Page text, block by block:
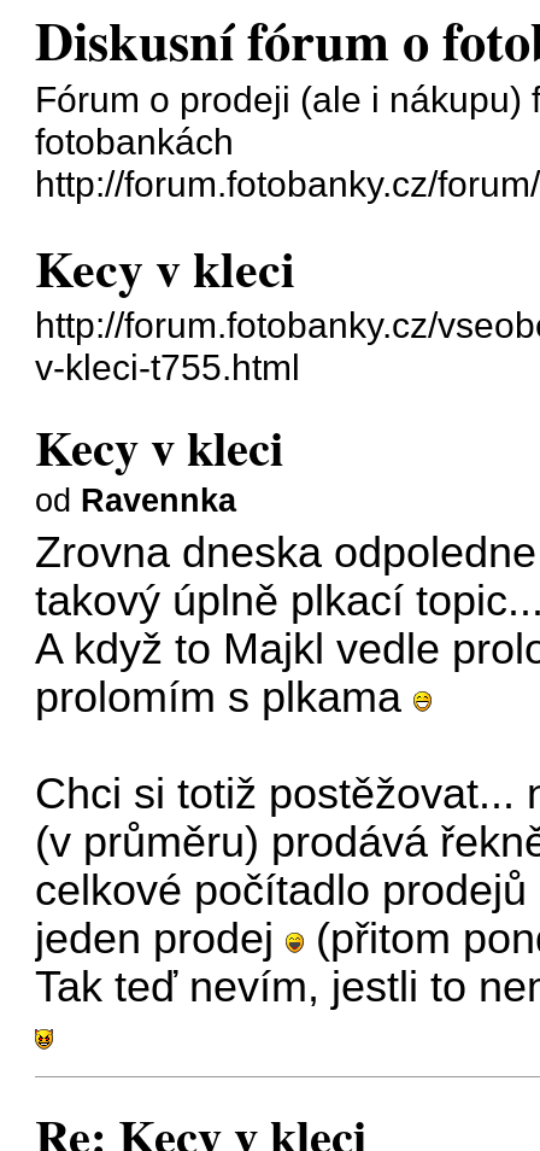
Diskusní fórum o
Fórum o prodeji (ale i
fotobankách
http://forum.fotobanky.cz/forum/
Kecy v kleci
http://forum.fotobanky.cz/
v-kleci-t755.html
Kecy v kleci
od Ravennka
Zrovna dneska
takový úplně plkací
A když to Majkl vedle
prolomím s plkama
Chci si totiž postěžovat...
(v průměru) prodává
celkové počítadlo
jeden prodej
(přitom
Tak teď nevím, jestli to
Re: Kecy v kleci